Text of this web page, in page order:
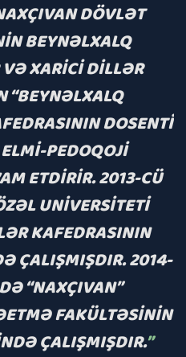
DÖVLƏT
BEYNƏLXALQ
XARICI DILLƏR
“BEYNƏLXALQ
DOSENTI
PEDOQOJI
ETDIRIR. 2013-CÜ
UNIVERSITETI
KAFEDRASININ
ÇALIŞMIŞDIR. 2014-
“NAXÇIVAN”
FAKÜLTƏSININ
ÇALIŞMIŞDIR.”
”
”